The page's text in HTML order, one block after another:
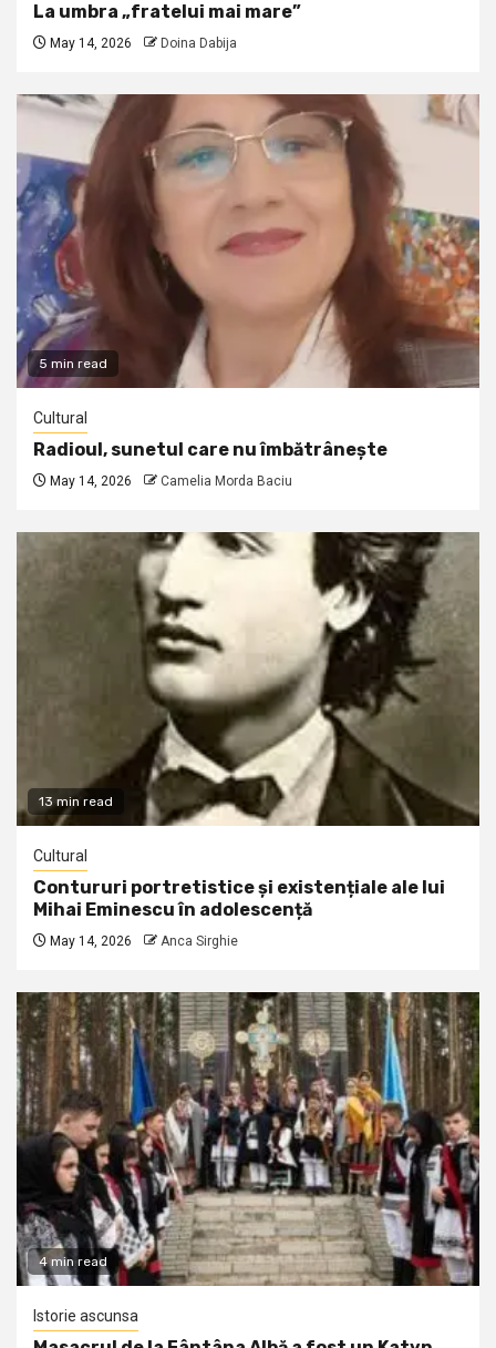
La umbra „fratelui mai mare”
May 14, 2026 Doina Dabija
5 min read
Cultural
Radioul, sunetul care nu îmbătrânește
May 14, 2026 Camelia Morda Baciu
13 min read
Cultural
Contururi portretistice și existențiale ale lui
Mihai Eminescu în adolescență
May 14, 2026 Anca Sirghie
4 min read
Istorie ascunsa